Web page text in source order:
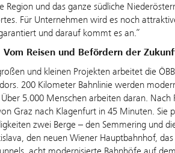
Region und das ganze südliche
Für Unternehmen wird es noch
und darauf kommt es an.“
Vom Reisen und Befördern der
und kleinen Projekten arbeitet die
200 Kilometer Bahnlinie werden
5.000 Menschen arbeiten daran.
Graz nach Klagenfurt in 45 Minuten. Sie
zwei Berge – den Semmering und
den neuen Wiener Hauptbahnhof,